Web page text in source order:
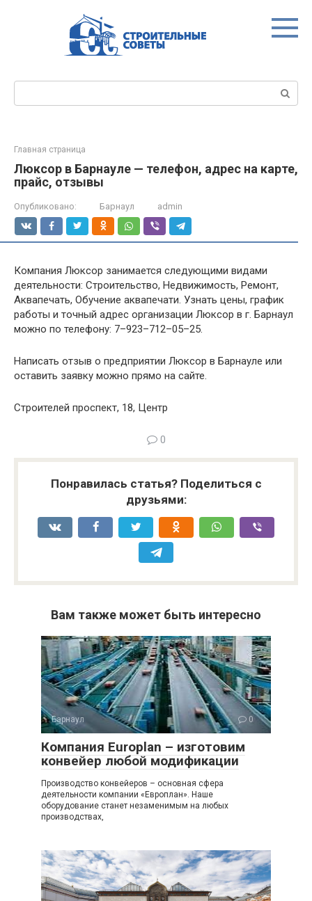
Главная страница
Люксор в Барнауле — телефон, адрес на карте,
прайс, отзывы
Опубликовано: Барнаул admin
Компания Люксор занимается следующими видами
деятельности: Строительство, Недвижимость, Ремонт,
Аквапечать, Обучение аквапечати. Узнать цены, график
работы и точный адрес организации Люксор в г. Барнаул
можно по телефону: 7–923–712–05–25.
Написать отзыв о предприятии Люксор в Барнауле или
оставить заявку можно прямо на сайте.
Строителей проспект, 18, Центр
0
Понравилась статья? Поделиться с
друзьями:
Вам также может быть интересно
Барнаул 0
Компания Europlan – изготовим
конвейер любой модификации
Производство конвейеров – основная сфера
деятельности компании «Европлан». Наше
оборудование станет незаменимым на любых
производствах,